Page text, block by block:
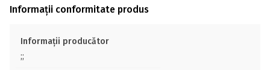
Informații conformitate produs
Informații producător
;;